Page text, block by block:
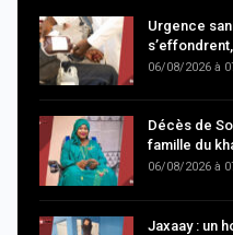
Urgence
06/08/2026 à
Décès de
famille du
06/08/2026 à
Jaxaay : un